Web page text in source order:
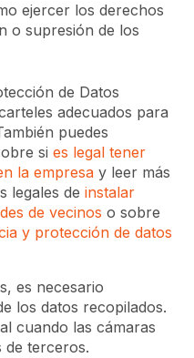
ejercer los derechos
o supresión de los
de Datos
adecuados para
puedes
si es legal tener
la empresa y leer más
legales de instalar
de vecinos o sobre
y protección de datos
es necesario
los datos recopilados.
cuando las cámaras
de terceros.